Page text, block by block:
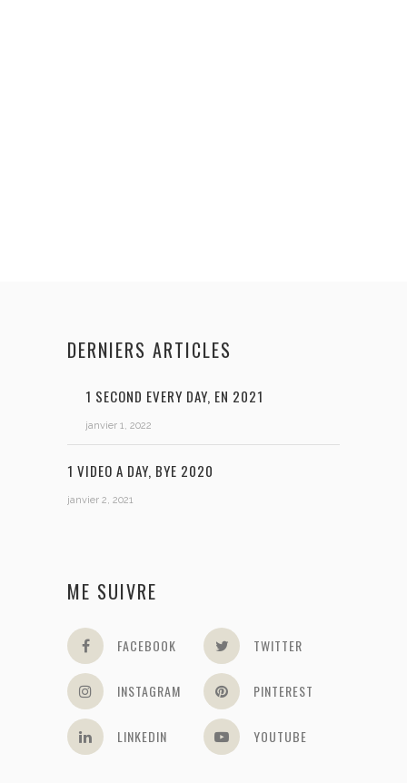
DERNIERS ARTICLES
1 SECOND EVERY DAY, EN 2021
janvier 1, 2022
1 VIDEO A DAY, BYE 2020
janvier 2, 2021
ME SUIVRE
FACEBOOK TWITTER
INSTAGRAM PINTEREST
LINKEDIN YOUTUBE